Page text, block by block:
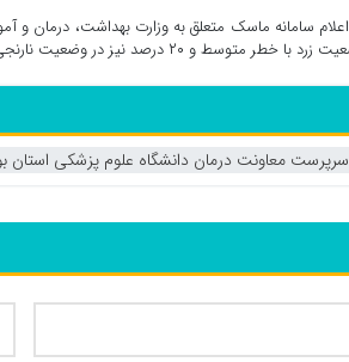
سرپرست معاونت درمان دانشگاه علوم پزشکی استان